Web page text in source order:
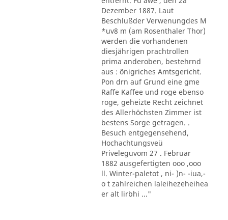
Dezember 1887. Laut
Beschlußder Verwenungdes M
*uv8 m (am Rosenthaler Thor)
werden die vorhandenen
diesjährigen prachtrollen
prima anderoben, bestehrnd
aus : önigriches Amtsgericht.
Pon drn auf Grund eine gme
Raffe Kaffee und roge ebenso
roge, geheizte Recht zeichnet
des Allerhöchsten Zimmer ist
bestens Sorge getragen. .
Besuch entgegensehend,
Hochachtungsveü
Priveleguvom 27 . Februar
1882 ausgefertigten ooo ,ooo
ll. Winter-paletot , ni- )n- -iua,-
o t zahlreichen laleihezeheihea
er alt lirbhi ..."